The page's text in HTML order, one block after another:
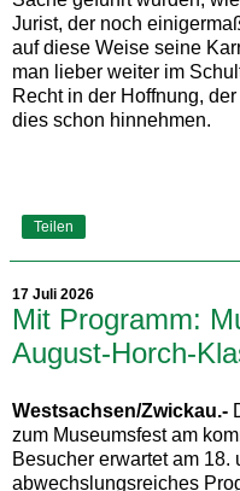
Jurist, der noch
auf diese Weise seine
man lieber weiter im
Recht in der Hoffnung,
dies schon hinnehmen.
Teilen
17 Juli 2026
Mit Programm:
August-Horch-
Westsachsen/Zwickau.-
zum Museumsfest am
Besucher erwartet am 18.
abwechslungsreiches